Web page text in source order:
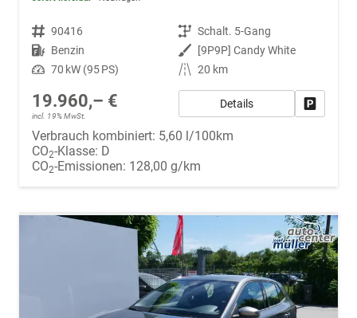
Fahrzeugnr. 90416 Getriebe Schalt. 5-Gang
Kraftstoff Benzin Außenfarbe [9P9P] Candy White
Leistung 70 kW (95 PS) Kilometerstand 20 km
19.960,– €
incl. 19% MwSt.
Details
Verbrauch kombiniert: 5,60 l/100km
CO2-Klasse: D
CO2-Emissionen: 128,00 g/km